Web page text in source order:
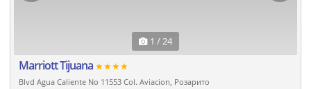
1 / 24
Marriott Tijuana ★★★★
Blvd Agua Caliente No 11553 Col. Aviacion, Розарито